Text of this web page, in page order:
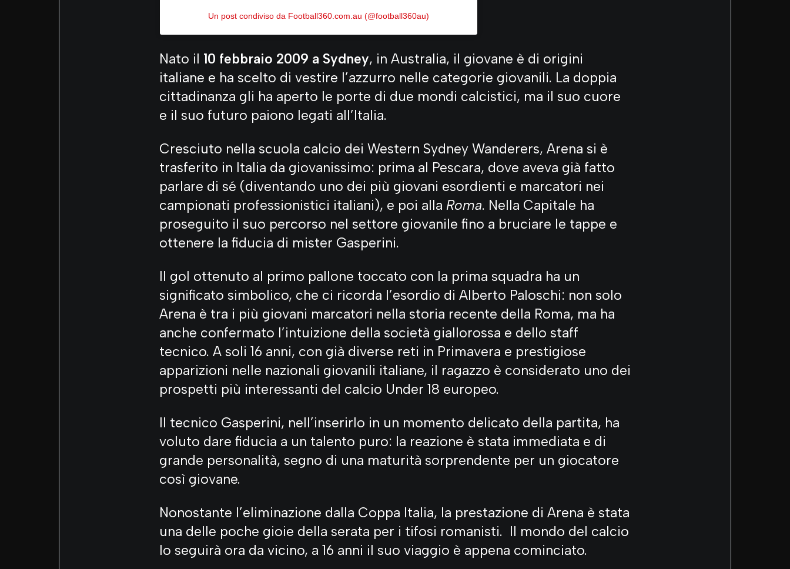
Un post condiviso da Football360.com.au (@football360au)
Nato il 10 febbraio 2009 a Sydney, in Australia, il giovane è di origini
italiane e ha scelto di vestire l’azzurro nelle categorie giovanili. La doppia
cittadinanza gli ha aperto le porte di due mondi calcistici, ma il suo cuore
e il suo futuro paiono legati all’Italia.
Cresciuto nella scuola calcio dei Western Sydney Wanderers, Arena si è
trasferito in Italia da giovanissimo: prima al Pescara, dove aveva già fatto
parlare di sé (diventando uno dei più giovani esordienti e marcatori nei
campionati professionistici italiani), e poi alla Roma. Nella Capitale ha
proseguito il suo percorso nel settore giovanile fino a bruciare le tappe e
ottenere la fiducia di mister Gasperini.
Il gol ottenuto al primo pallone toccato con la prima squadra ha un
significato simbolico, che ci ricorda l’esordio di Alberto Paloschi: non solo
Arena è tra i più giovani marcatori nella storia recente della Roma, ma ha
anche confermato l’intuizione della società giallorossa e dello staff
tecnico. A soli 16 anni, con già diverse reti in Primavera e prestigiose
apparizioni nelle nazionali giovanili italiane, il ragazzo è considerato uno dei
prospetti più interessanti del calcio Under 18 europeo.
Il tecnico Gasperini, nell’inserirlo in un momento delicato della partita, ha
voluto dare fiducia a un talento puro: la reazione è stata immediata e di
grande personalità, segno di una maturità sorprendente per un giocatore
così giovane.
Nonostante l’eliminazione dalla Coppa Italia, la prestazione di Arena è stata
una delle poche gioie della serata per i tifosi romanisti. Il mondo del calcio
lo seguirà ora da vicino, a 16 anni il suo viaggio è appena cominciato.